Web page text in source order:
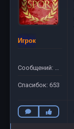
Игрок
Сообщений: 781
Спасибок: 653